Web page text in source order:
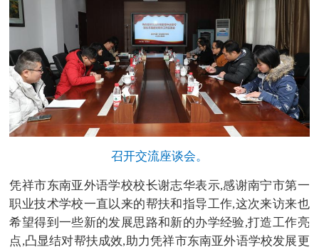
召开交流座谈会。
凭祥市东南亚外语学校校长谢志华表示,感谢南宁市第一
职业技术学校一直以来的帮扶和指导工作,这次来访来也
希望得到一些新的发展思路和新的办学经验,打造工作亮
点,凸显结对帮扶成效,助力凭祥市东南亚外语学校发展更